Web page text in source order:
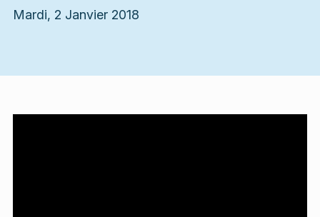
Mardi, 2 Janvier 2018